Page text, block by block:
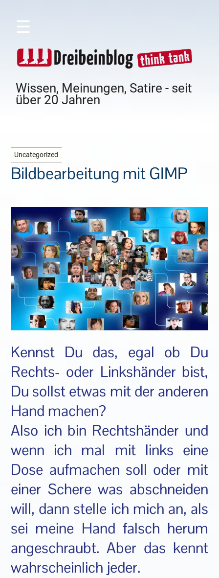
☰
Wissen, Meinungen, Satire - seit
über 20 Jahren
Uncategorized
Bildbearbeitung mit GIMP
Kennst Du das, egal ob Du
Rechts- oder Linkshänder bist,
Du sollst etwas mit der anderen
Hand machen?
Also ich bin Rechtshänder und
wenn ich mal mit links eine
Dose aufmachen soll oder mit
einer Schere was abschneiden
will, dann stelle ich mich an, als
sei meine Hand falsch herum
angeschraubt. Aber das kennt
wahrscheinlich jeder.